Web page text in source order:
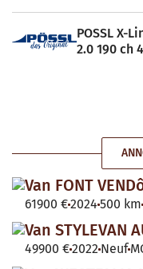
POSSL X-
2.0 190 ch
Van FONT
61900 €2024 500 km
Van STYLEVAN
49900 €2022 Neuf